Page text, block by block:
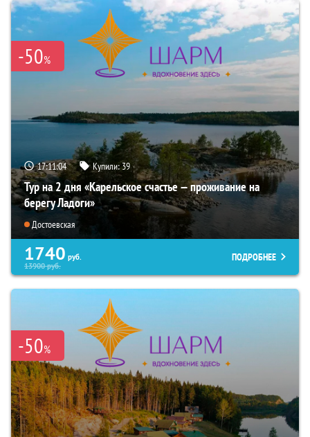
-50%
17:11:03 Купили:39
Тур на 2 дня «Карельское счастье — проживание на
берегу Ладоги»
Достоевская
1740 руб.
13900руб.
ПОДРОБНЕЕ
-50%